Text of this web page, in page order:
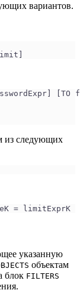
вариантов.
из следующих
= limitExprK
указанную
объектам
блок FILTERS